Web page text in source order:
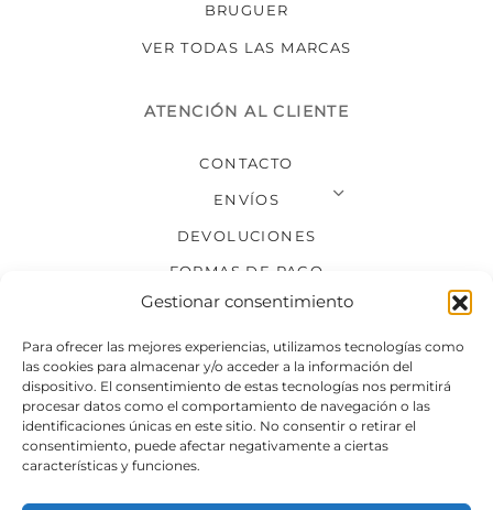
Gestionar consentimiento
Para ofrecer las mejores experiencias, utilizamos tecnologías como
las cookies para almacenar y/o acceder a la información del
dispositivo. El consentimiento de estas tecnologías nos permitirá
procesar datos como el comportamiento de navegación o las
identificaciones únicas en este sitio. No consentir o retirar el
consentimiento, puede afectar negativamente a ciertas
características y funciones.
BRUGUER
VER TODAS LAS MARCAS
ATENCIÓN AL CLIENTE
CONTACTO
ENVÍOS
DEVOLUCIONES
FORMAS DE PAGO
SÍGUENOS